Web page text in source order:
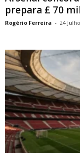
prepara £ 70
Rogério Ferreira - 24